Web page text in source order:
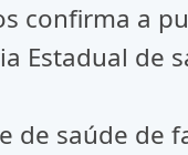
confirma a
Estadual de
de saúde de